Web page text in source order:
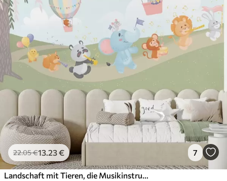
22.05€13.23€ 7
Landschaft mit Tieren, die Musikinstrumente spielen